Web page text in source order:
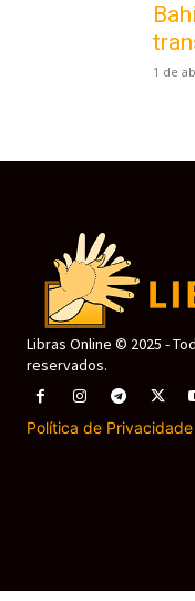
1 de
Libras Online © 2025 -
reservados.
Política de Privacidade